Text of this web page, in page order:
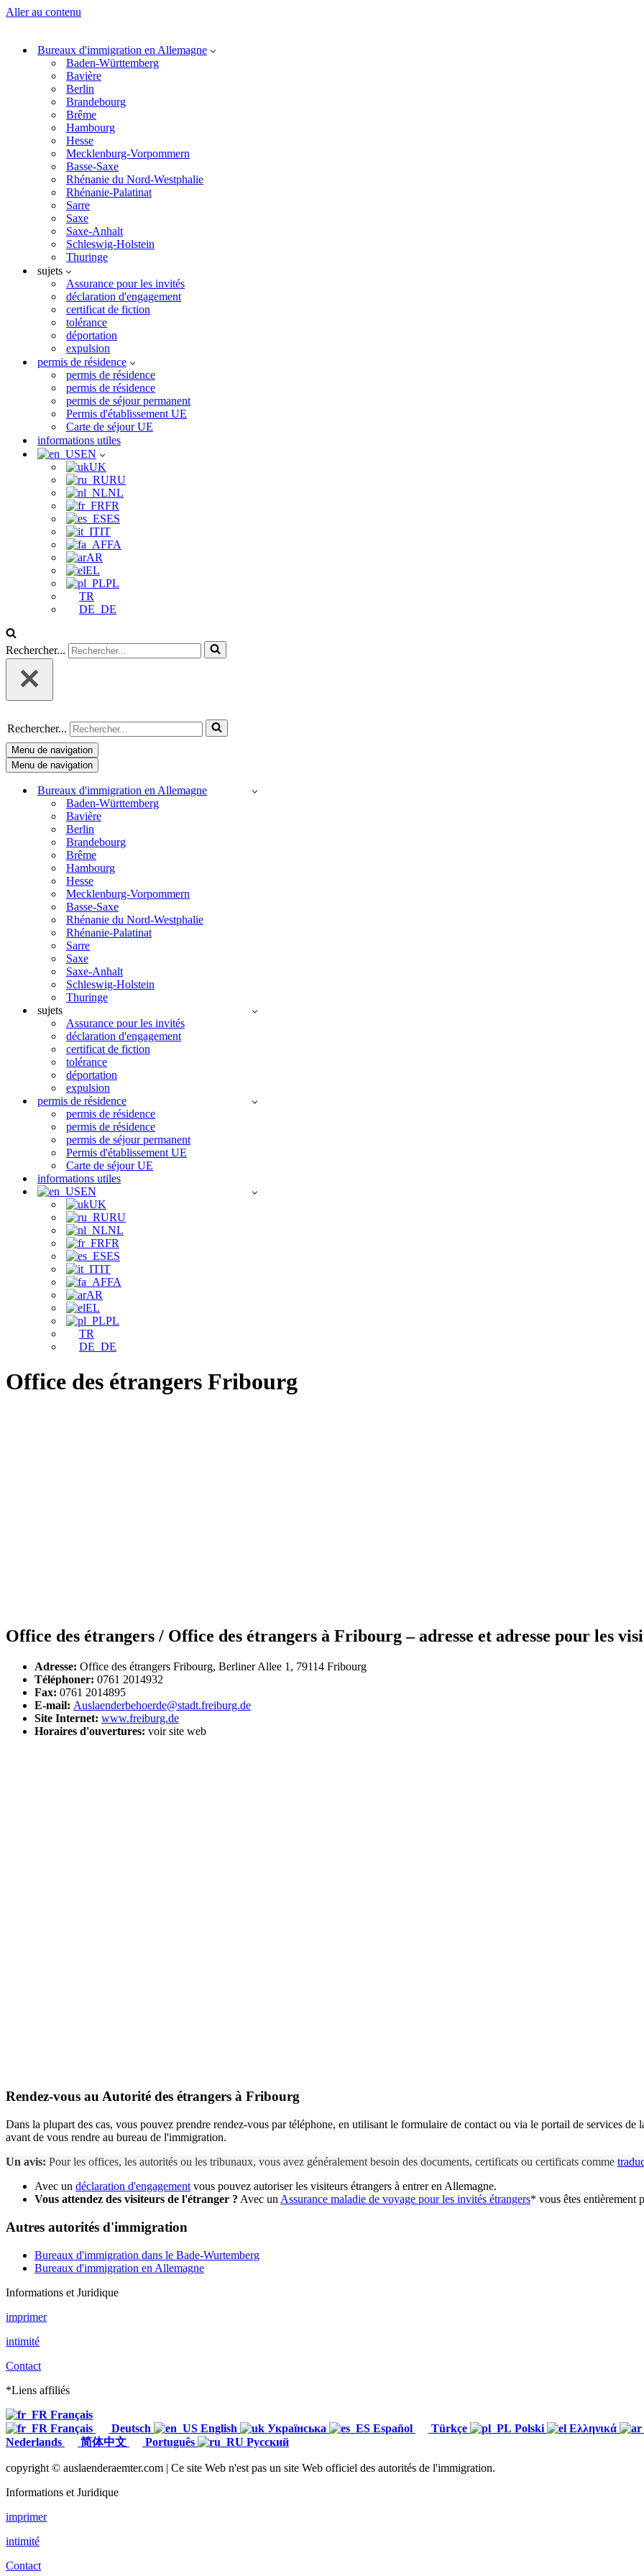
Aller au contenu
Bureaux d'immigration en Allemagne
Baden-Württemberg
Bavière
Berlin
Brandebourg
Brême
Hambourg
Hesse
Mecklenburg-Vorpommern
Basse-Saxe
Rhénanie du Nord-Westphalie
Rhénanie-Palatinat
Sarre
Saxe
Saxe-Anhalt
Schleswig-Holstein
Thuringe
sujets
Assurance pour les invités
déclaration d'engagement
certificat de fiction
tolérance
déportation
expulsion
permis de résidence
permis de résidence
permis de résidence
permis de séjour permanent
Permis d'établissement UE
Carte de séjour UE
informations utiles
EN
UK
RU
NL
FR
ES
IT
FA
AR
EL
PL
TR
DE_DE
Rechercher...
Rechercher...
Menu de navigation
Menu de navigation
Bureaux d'immigration en Allemagne
Baden-Württemberg
Bavière
Berlin
Brandebourg
Brême
Hambourg
Hesse
Mecklenburg-Vorpommern
Basse-Saxe
Rhénanie du Nord-Westphalie
Rhénanie-Palatinat
Sarre
Saxe
Saxe-Anhalt
Schleswig-Holstein
Thuringe
sujets
Assurance pour les invités
déclaration d'engagement
certificat de fiction
tolérance
déportation
expulsion
permis de résidence
permis de résidence
permis de résidence
permis de séjour permanent
Permis d'établissement UE
Carte de séjour UE
informations utiles
EN
UK
RU
NL
FR
ES
IT
FA
AR
EL
PL
TR
DE_DE
Office des étrangers Fribourg
Office des étrangers / Office des étrangers à Fribourg – adresse et adresse pour les
Adresse: Office des étrangers Fribourg, Berliner Allee 1, 79114 Fribourg
Téléphoner: 0761 2014932
Fax: 0761 2014895
E-mail: Auslaenderbehoerde@stadt.freiburg.de
Site Internet: www.freiburg.de
Horaires d'ouvertures: voir site web
Rendez-vous au Autorité des étrangers à Fribourg
Dans la plupart des cas, vous pouvez prendre rendez-vous par téléphone, en utilisant le formulaire de contact ou via le portail de services de
avant de vous rendre au bureau de l'immigration.
Un avis: Pour les offices, les autorités ou les tribunaux, vous avez généralement besoin des documents, certificats ou certificats comme
Avec un déclaration d'engagement vous pouvez autoriser les visiteurs étrangers à entrer en Allemagne.
Vous attendez des visiteurs de l'étranger ? Avec un Assurance maladie de voyage pour les invités étrangers* vous êtes entièrement
Autres autorités d'immigration
Bureaux d'immigration dans le Bade-Wurtemberg
Bureaux d'immigration en Allemagne
Informations et Juridique
imprimer
intimité
Contact
*Liens affiliés
Français
Français
Deutsch English Українська Español Türkçe Polski Ελληνικά
Nederlands
简体中文 Português Русский
copyright © auslaenderaemter.com | Ce site Web n'est pas un site Web officiel des autorités de l'immigration.
Informations et Juridique
imprimer
intimité
Contact